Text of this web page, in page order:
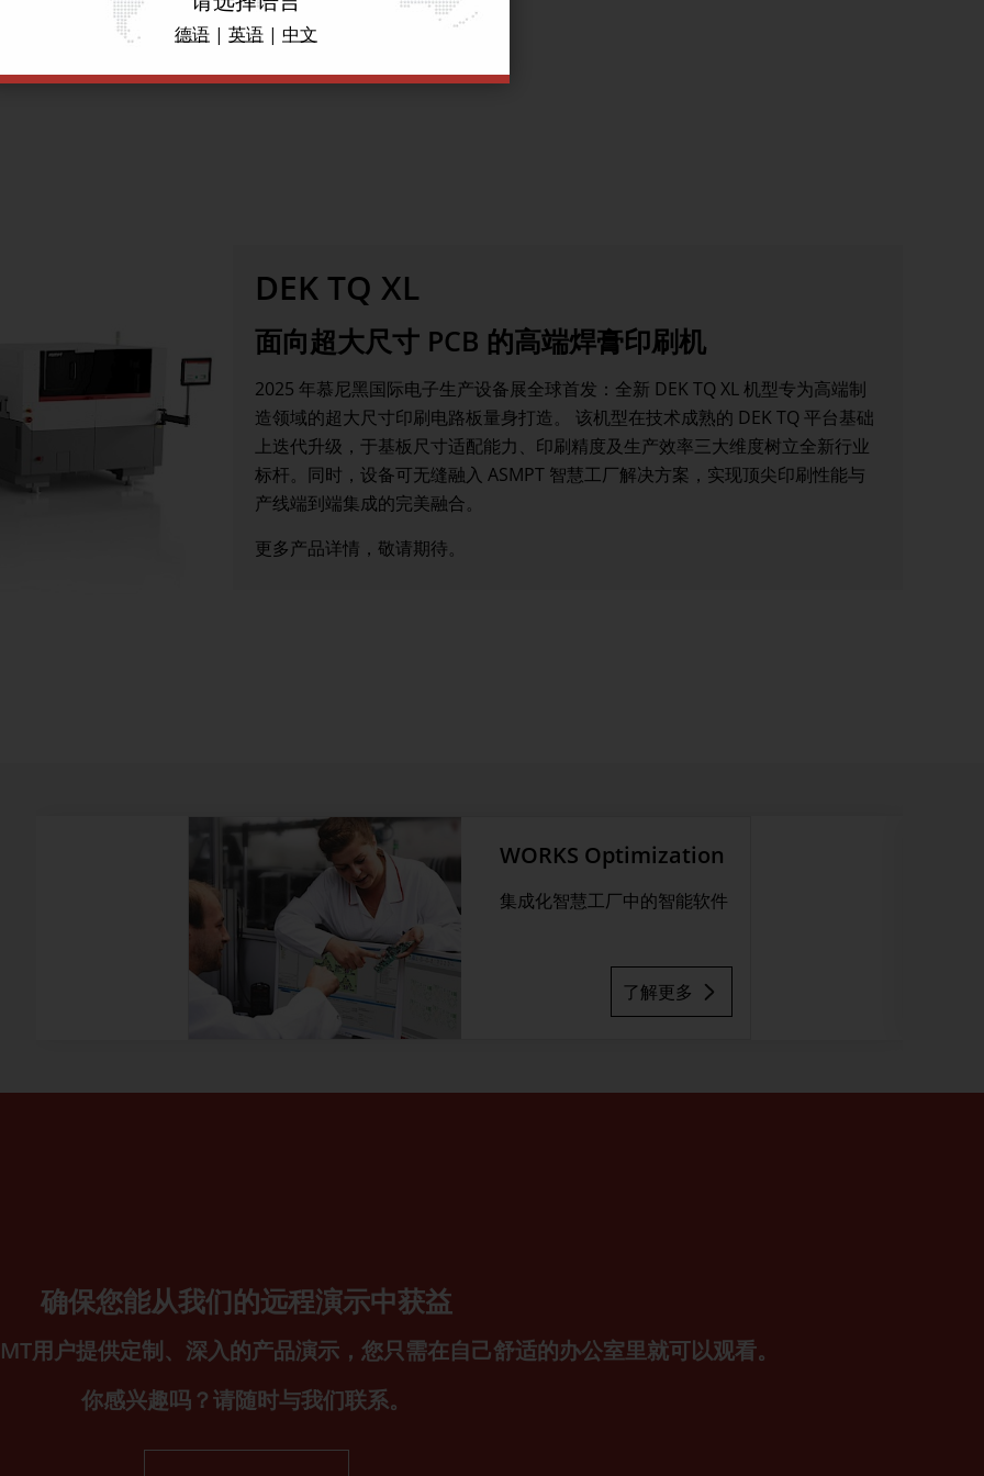
DEK TQ XL
面向超大尺寸 PCB 的高端焊膏印刷机
2025 年慕尼黑国际电子生产设备展全球首发：全新 DEK TQ XL 机型专为高端制
造领域的超大尺寸印刷电路板量身打造。 该机型在技术成熟的 DEK TQ 平台基础
上迭代升级，于基板尺寸适配能力、印刷精度及生产效率三大维度树立全新行业
标杆。同时，设备可无缝融入 ASMPT 智慧工厂解决方案，实现顶尖印刷性能与
产线端到端集成的完美融合。
更多产品详情，敬请期待。
WORKS Optimization
集成化智慧工厂中的智能软件
了解更多
确保您能从我们的远程演示中获益
用户提供定制、深入的产品演示，您只需在自己舒适的办公室里就可以观看。
你感兴趣吗？请随时与我们联系。
德语 | 英语 | 中文